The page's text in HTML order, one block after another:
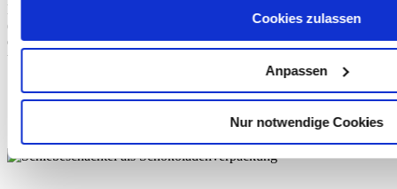
Cookies zulassen
Anpassen
Nur notwendige Cookies
Kein Problem! Mit unseren
(fast) jedes Format bei uns bestellen. Geben Sie einfach die
einzelnenMaße millimetergenau in unseren Konfigurator ein-
und erhalten Sie Ihre Wunsch-Schachtel!